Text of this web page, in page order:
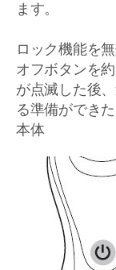
ます。
ロック機能を
オフボタンを
が点滅した後
る準備ができ
本体